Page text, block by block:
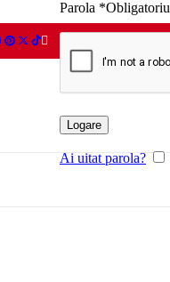
Parola *Obligatoriu
Logare
Ai uitat parola?